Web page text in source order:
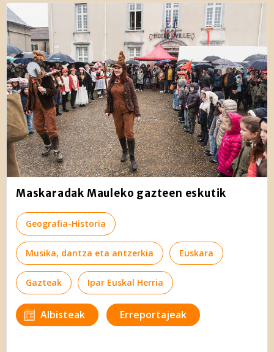
Maskaradak Mauleko gazteen eskutik
Geografia-Historia
Musika, dantza eta antzerkia Euskara
Gazteak Ipar Euskal Herria
Albisteak Erreportajeak